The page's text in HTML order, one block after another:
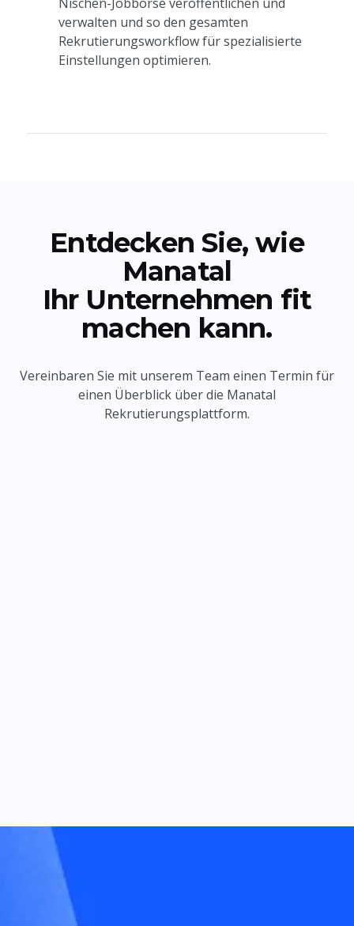
verwalten und so den gesamten
Rekrutierungsworkflow für spezialisierte
Einstellungen optimieren.
Entdecken Sie, wie
Manatal
Ihr Unternehmen fit
machen kann.
Vereinbaren Sie mit unserem Team einen Termin für
einen Überblick über die Manatal
Rekrutierungsplattform.